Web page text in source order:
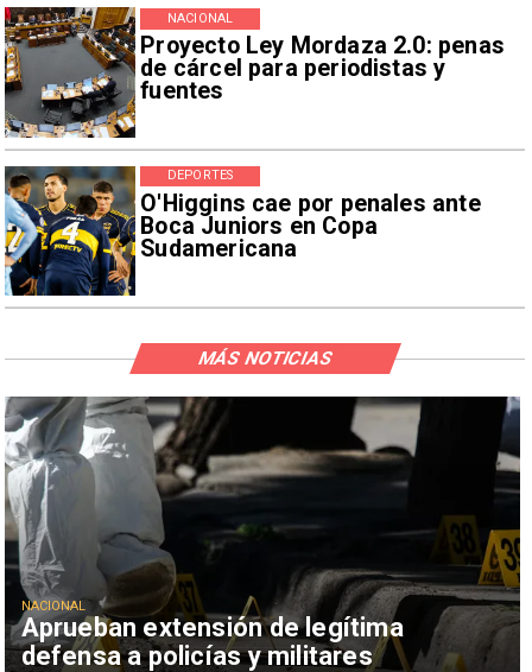
Proyecto Ley Mordaza 2.0: penas
de cárcel para periodistas y
fuentes
NACIONAL
O'Higgins cae por penales ante
Boca Juniors en Copa
Sudamericana
DEPORTES
Aprueban extensión de legítima
defensa a policías y militares
NACIONAL
MÁS NOTICIAS